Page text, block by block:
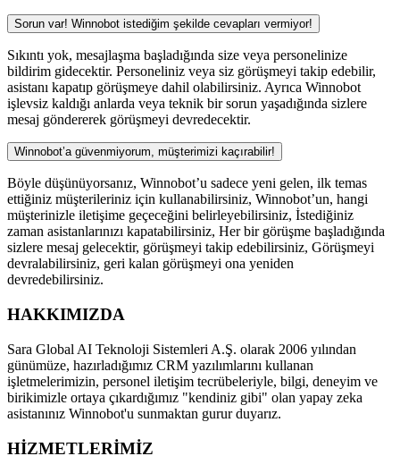
Sorun var! Winnobot istediğim şekilde cevapları vermiyor!
Sıkıntı yok, mesajlaşma başladığında size veya personelinize
bildirim gidecektir. Personeliniz veya siz görüşmeyi takip edebilir,
asistanı kapatıp görüşmeye dahil olabilirsiniz. Ayrıca Winnobot
işlevsiz kaldığı anlarda veya teknik bir sorun yaşadığında sizlere
mesaj göndererek görüşmeyi devredecektir.
Winnobot’a güvenmiyorum, müşterimizi kaçırabilir!
Böyle düşünüyorsanız, Winnobot’u sadece yeni gelen, ilk temas
ettiğiniz müşterileriniz için kullanabilirsiniz, Winnobot’un, hangi
müşterinizle iletişime geçeceğini belirleyebilirsiniz, İstediğiniz
zaman asistanlarınızı kapatabilirsiniz, Her bir görüşme başladığında
sizlere mesaj gelecektir, görüşmeyi takip edebilirsiniz, Görüşmeyi
devralabilirsiniz, geri kalan görüşmeyi ona yeniden
devredebilirsiniz.
HAKKIMIZDA
Sara Global AI Teknoloji Sistemleri A.Ş. olarak 2006 yılından
günümüze, hazırladığımız CRM yazılımlarını kullanan
işletmelerimizin, personel iletişim tecrübeleriyle, bilgi, deneyim ve
birikimizle ortaya çıkardığımız "kendiniz gibi" olan yapay zeka
asistanınız Winnobot'u sunmaktan gurur duyarız.
HİZMETLERİMİZ